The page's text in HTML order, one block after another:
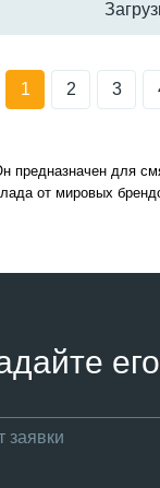
1 2 3
для
от мировых